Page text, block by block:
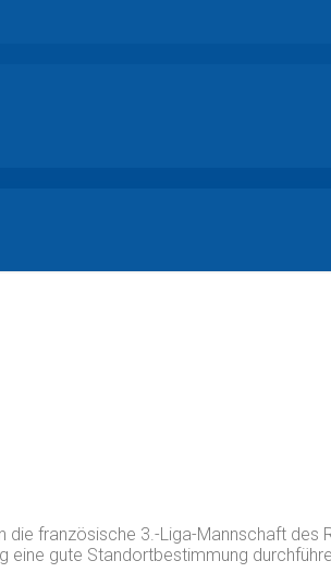
französische 3.-Liga-Mannschaft des
gute Standortbestimmung